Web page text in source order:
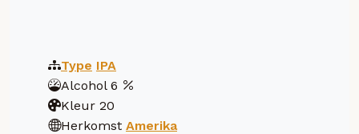
Type IPA
Alcohol 6
Kleur 20
Herkomst Amerika